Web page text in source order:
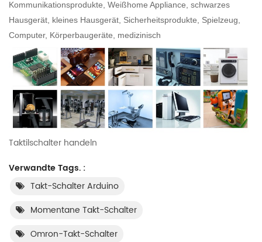
Kommunikationsprodukte, Weißhome Appliance, schwarzes
Hausgerät, kleines Hausgerät, Sicherheitsprodukte, Spielzeug,
Computer, Körperbaugeräte, medizinisch
Taktilschalter handeln
Verwandte Tags. :
Takt-Schalter Arduino
Momentane Takt-Schalter
Omron-Takt-Schalter